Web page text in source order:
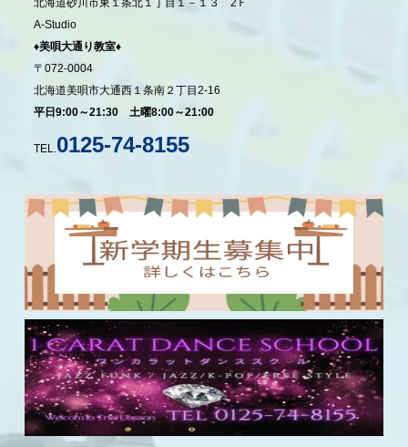
北海道砂川市東１条北１丁目１－１３ 2Ｆ
A-Studio
♦美唄大通り教室♦
〒072-0004
北海道美唄市大通西１条南２丁目2-16
平日9:00～21:30 土曜8:00～21:00
TEL.0125-74-8155